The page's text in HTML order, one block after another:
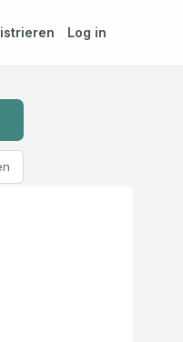
Log in